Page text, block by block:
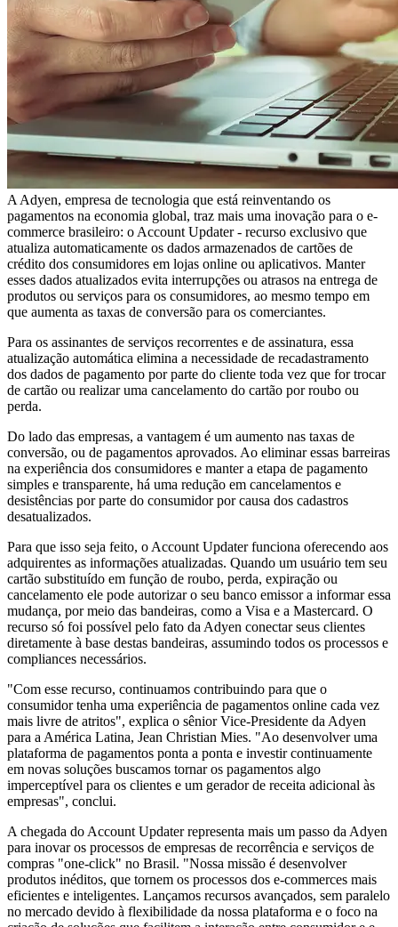
A Adyen, empresa de tecnologia que está reinventando os
pagamentos na economia global, traz mais uma inovação para o e-
commerce brasileiro: o Account Updater - recurso exclusivo que
atualiza automaticamente os dados armazenados de cartões de
crédito dos consumidores em lojas online ou aplicativos. Manter
esses dados atualizados evita interrupções ou atrasos na entrega de
produtos ou serviços para os consumidores, ao mesmo tempo em
que aumenta as taxas de conversão para os comerciantes.
Para os assinantes de serviços recorrentes e de assinatura, essa
atualização automática elimina a necessidade de recadastramento
dos dados de pagamento por parte do cliente toda vez que for trocar
de cartão ou realizar uma cancelamento do cartão por roubo ou
perda.
Do lado das empresas, a vantagem é um aumento nas taxas de
conversão, ou de pagamentos aprovados. Ao eliminar essas barreiras
na experiência dos consumidores e manter a etapa de pagamento
simples e transparente, há uma redução em cancelamentos e
desistências por parte do consumidor por causa dos cadastros
desatualizados.
Para que isso seja feito, o Account Updater funciona oferecendo aos
adquirentes as informações atualizadas. Quando um usuário tem seu
cartão substituído em função de roubo, perda, expiração ou
cancelamento ele pode autorizar o seu banco emissor a informar essa
mudança, por meio das bandeiras, como a Visa e a Mastercard. O
recurso só foi possível pelo fato da Adyen conectar seus clientes
diretamente à base destas bandeiras, assumindo todos os processos e
compliances necessários.
"Com esse recurso, continuamos contribuindo para que o
consumidor tenha uma experiência de pagamentos online cada vez
mais livre de atritos", explica o sênior Vice-Presidente da Adyen
para a América Latina, Jean Christian Mies. "Ao desenvolver uma
plataforma de pagamentos ponta a ponta e investir continuamente
em novas soluções buscamos tornar os pagamentos algo
imperceptível para os clientes e um gerador de receita adicional às
empresas", conclui.
A chegada do Account Updater representa mais um passo da Adyen
para inovar os processos de empresas de recorrência e serviços de
compras "one-click" no Brasil. "Nossa missão é desenvolver
produtos inéditos, que tornem os processos dos e-commerces mais
eficientes e inteligentes. Lançamos recursos avançados, sem paralelo
no mercado devido à flexibilidade da nossa plataforma e o foco na